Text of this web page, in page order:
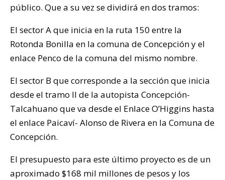
público. Que a su vez se dividirá en dos tramos:
El sector A que inicia en la ruta 150 entre la
Rotonda Bonilla en la comuna de Concepción y el
enlace Penco de la comuna del mismo nombre.
El sector B que corresponde a la sección que inicia
desde el tramo II de la autopista Concepción-
Talcahuano que va desde el Enlace O’Higgins hasta
el enlace Paicaví- Alonso de Rivera en la Comuna de
Concepción.
El presupuesto para este último proyecto es de un
aproximado $168 mil millones de pesos y los